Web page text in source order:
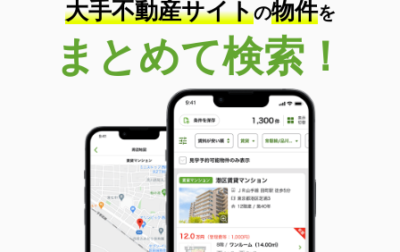
大手不動産サイトの物件を
まとめて検索！